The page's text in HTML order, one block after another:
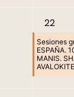
22
Sesiones
ESPAÑA.
MANIS.